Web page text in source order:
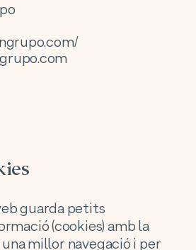
guarda petits
(cookies) amb la
millor navegació i per